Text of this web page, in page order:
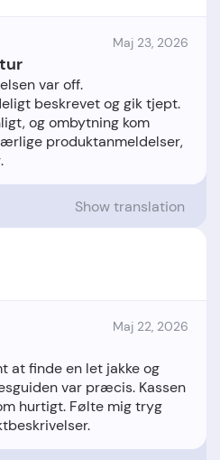
Maj 23, 2026
var off.
beskrevet og gik tjept.
og ombytning kom
produktanmeldelser,
Show translation
Maj 22, 2026
at finde en let jakke og
var præcis. Kassen
hurtigt. Følte mig tryg